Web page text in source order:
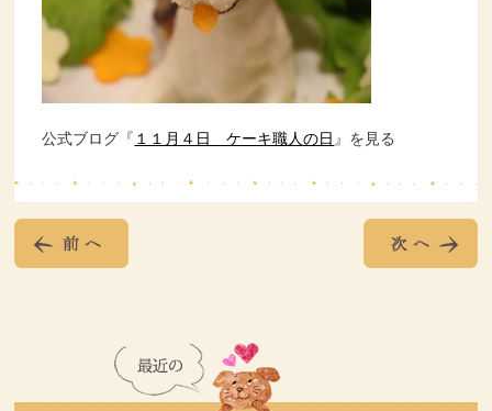
公式ブログ『 １１月４日 ケーキ職人の日 』を見る